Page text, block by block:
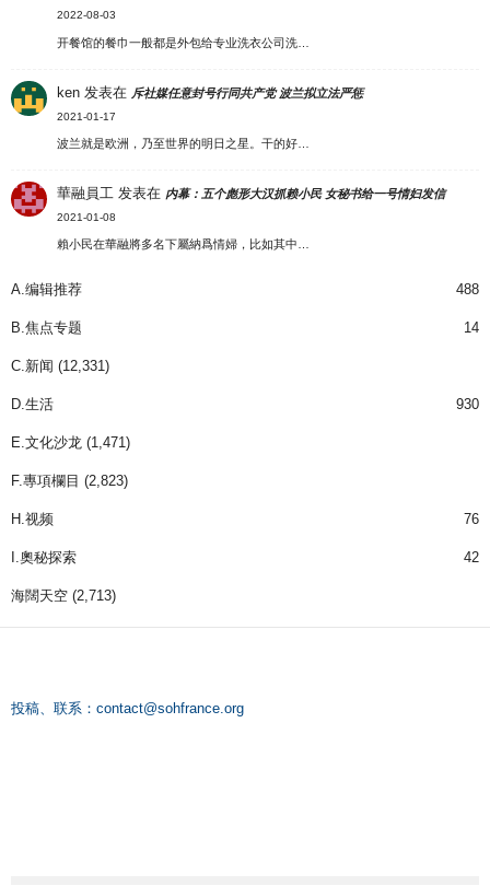
2022-08-03
开餐馆的餐巾一般都是外包给专业洗衣公司洗…
ken 发表在 斥社媒任意封号行同共产党 波兰拟立法严惩
2021-01-17
波兰就是欧洲，乃至世界的明日之星。干的好…
華融員工 发表在 内幕：五个彪形大汉抓赖小民 女秘书给一号情妇发信
2021-01-08
賴小民在華融將多名下屬納爲情婦，比如其中…
A.编辑推荐 488
B.焦点专题 14
C.新闻 (12,331)
D.生活 930
E.文化沙龙 (1,471)
F.專項欄目 (2,823)
H.视频 76
I.奧秘探索 42
海闊天空 (2,713)
投稿、联系： contact@sohfrance.org